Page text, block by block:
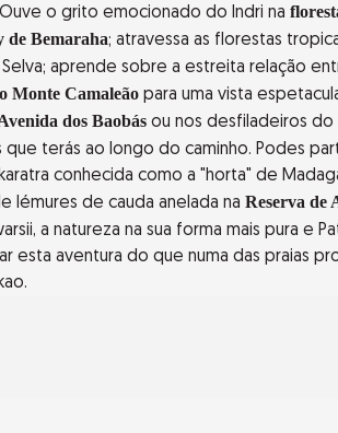
o grito emocionado do Indri na
de Bemaraha; atravessa as florestas
aprende sobre a estreita relação
o Monte Camaleão para uma vista
dos Baobás ou nos desfiladeiros do
que terás ao longo do caminho. Podes
conhecida como a "horta" de
lémures de cauda anelada na Reserva de
a natureza na sua forma mais pura e
esta aventura do que numa das praias